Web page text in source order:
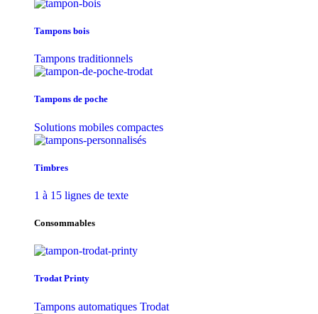
Tampons bois
Tampons traditionnels
Tampons de poche
Solutions mobiles compactes
Timbres
1 à 15 lignes de texte
Consommables
Trodat Printy
Tampons automatiques Trodat